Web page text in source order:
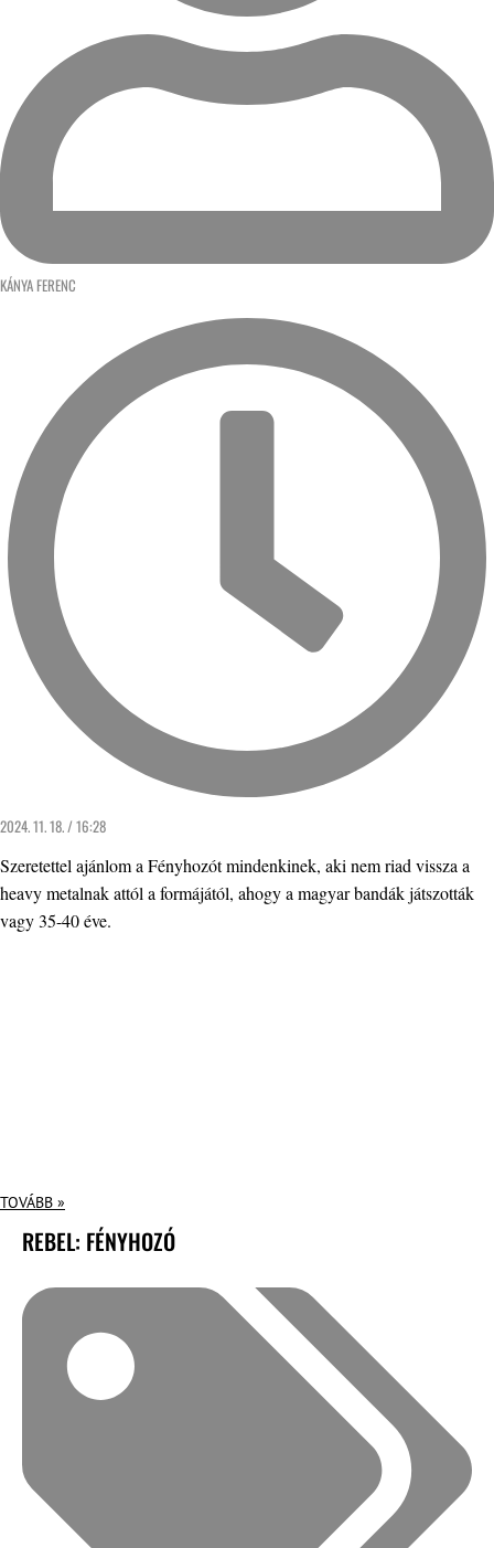
KÁNYA FERENC
2024. 11. 18. / 16:28
Szeretettel ajánlom a Fényhozót mindenkinek, aki nem riad vissza a
heavy metalnak attól a formájától, ahogy a magyar bandák játszották
vagy 35-40 éve.
TOVÁBB »
REBEL: FÉNYHOZÓ